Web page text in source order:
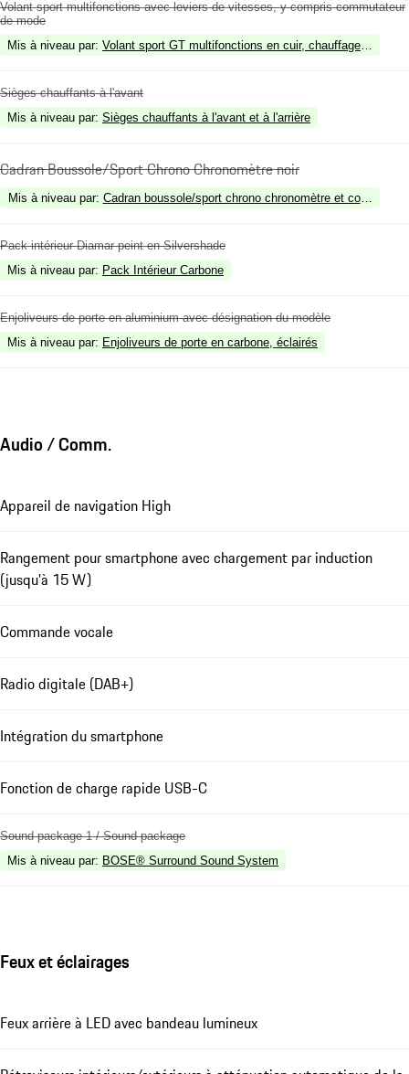
Volant sport multifonctions avec leviers de vitesses, y compris commutateur
de mode
Mis à niveau par: Volant sport GT multifonctions en cuir, chauffage du
Sièges chauffants à l'avant
Mis à niveau par: Sièges chauffants à l'avant et à l'arrière
Cadran Boussole/Sport Chrono Chronomètre noir
Mis à niveau par: Cadran boussole/sport chrono chronomètre et compte-
Pack intérieur Diamar peint en Silvershade
Mis à niveau par: Pack Intérieur Carbone
Enjoliveurs de porte en aluminium avec désignation du modèle
Mis à niveau par: Enjoliveurs de porte en carbone, éclairés
Audio / Comm.
Appareil de navigation High
Rangement pour smartphone avec chargement par induction
(jusqu'à 15 W)
Commande vocale
Radio digitale (DAB+)
Intégration du smartphone
Fonction de charge rapide USB-C
Sound package 1 / Sound package
Mis à niveau par: BOSE® Surround Sound System
Feux et éclairages
Feux arrière à LED avec bandeau lumineux